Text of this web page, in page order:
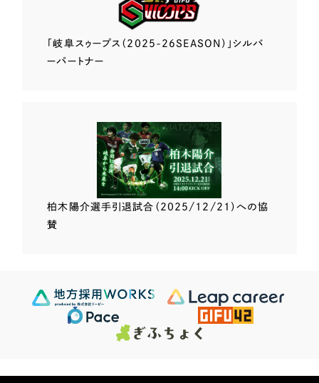
624 この条件で検索する
「岐阜スゥープス （2025-26SEASON）」 シルバ
ーパートナー
柏木陽介選手引退試合（2025/12/21）への協
賛